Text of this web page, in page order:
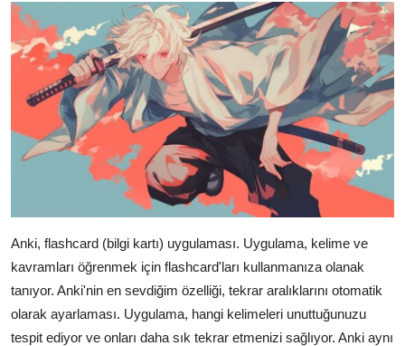
Anki, flashcard (bilgi kartı) uygulaması. Uygulama, kelime ve
kavramları öğrenmek için flashcard'ları kullanmanıza olanak
tanıyor. Anki'nin en sevdiğim özelliği, tekrar aralıklarını otomatik
olarak ayarlaması. Uygulama, hangi kelimeleri unuttuğunuzu
tespit ediyor ve onları daha sık tekrar etmenizi sağlıyor. Anki aynı